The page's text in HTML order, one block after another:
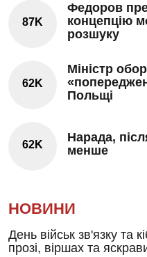
87K
Федоров
концепцію
розшуку
62K
Міністр
Польщі
62K
Нарада,
менше
НОВИНИ
День військ зв'язку та
прозі, віршах та